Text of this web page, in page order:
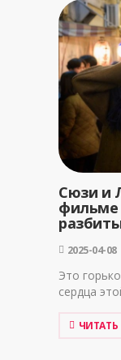
Сюзи и
фильме
2025-04-08
Это
сердца
ЧИТАТЬ